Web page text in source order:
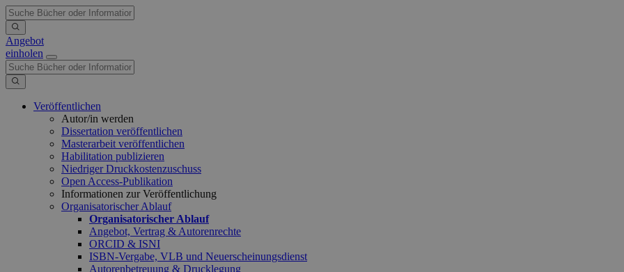
Angebot
einholen
Veröffentlichen
Autor/in werden
Dissertation veröffentlichen
Masterarbeit veröffentlichen
Habilitation publizieren
Niedriger Druckkostenzuschuss
Open Access-Publikation
Informationen zur Veröffentlichung
Organisatorischer Ablauf
Organisatorischer Ablauf
Angebot, Vertrag & Autorenrechte
ORCID & ISNI
ISBN-Vergabe, VLB und Neuerscheinungsdienst
Autorenbetreuung & Drucklegung